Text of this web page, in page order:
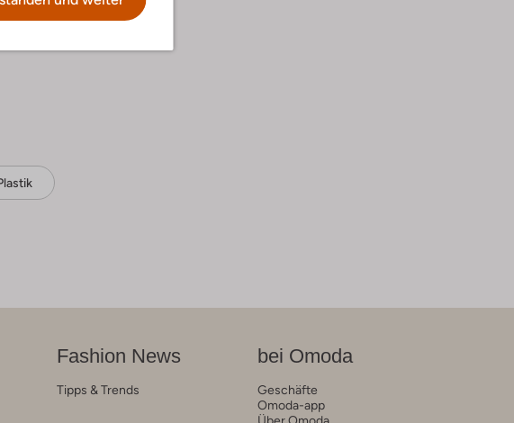
Fashion News
Tipps & Trends
bei Omoda
Geschäfte
Omoda-app